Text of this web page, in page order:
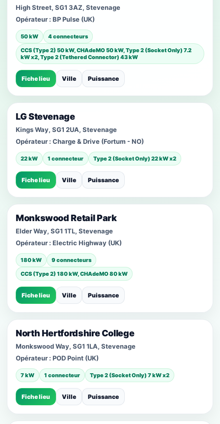
High Street, SG1 3AZ, Stevenage
Opérateur : BP Pulse (UK)
50 kW
4 connecteurs
CCS (Type 2) 50 kW, CHAdeMO 50 kW, Type 2 (Socket Only) 7.2
kW x2, Type 2 (Tethered Connector) 43 kW
Fiche lieu Ville Puissance
LG Stevenage
Kings Way, SG1 2UA, Stevenage
Opérateur : Charge & Drive (Fortum - NO)
22 kW 1 connecteur Type 2 (Socket Only) 22 kW x2
Fiche lieu Ville Puissance
Monkswood Retail Park
Elder Way, SG1 1TL, Stevenage
Opérateur : Electric Highway (UK)
180 kW
9 connecteurs
CCS (Type 2) 180 kW, CHAdeMO 80 kW
Fiche lieu Ville Puissance
North Hertfordshire College
Monkswood Way, SG1 1LA, Stevenage
Opérateur : POD Point (UK)
7 kW 1 connecteur Type 2 (Socket Only) 7 kW x2
Fiche lieu Ville Puissance